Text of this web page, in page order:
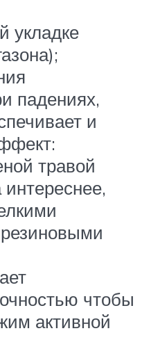
укладке
падениях,
и
травой
чтобы
активной